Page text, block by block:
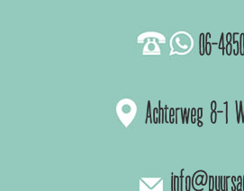
06-
Achterweg 8-1